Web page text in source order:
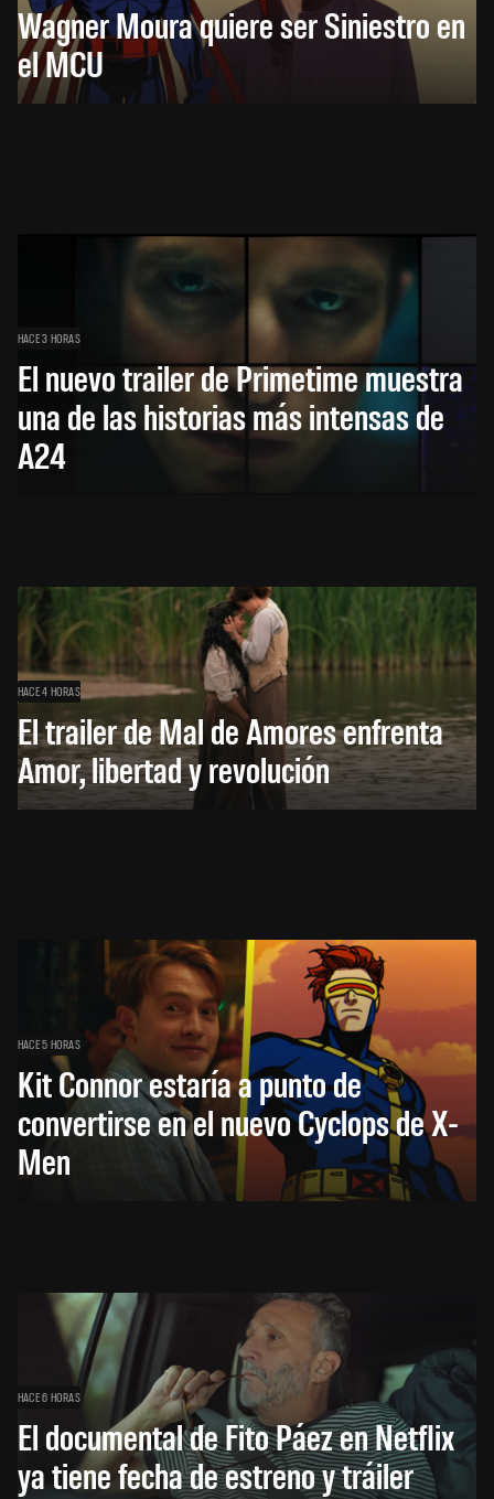
Wagner Moura quiere ser Siniestro en
el MCU
HACE 3 HORAS
El nuevo trailer de Primetime muestra
una de las historias más intensas de
A24
HACE 4 HORAS
El trailer de Mal de Amores enfrenta
Amor, libertad y revolución
HACE 5 HORAS
Kit Connor estaría a punto de
convertirse en el nuevo Cyclops de X-
Men
HACE 6 HORAS
El documental de Fito Páez en Netflix
ya tiene fecha de estreno y tráiler